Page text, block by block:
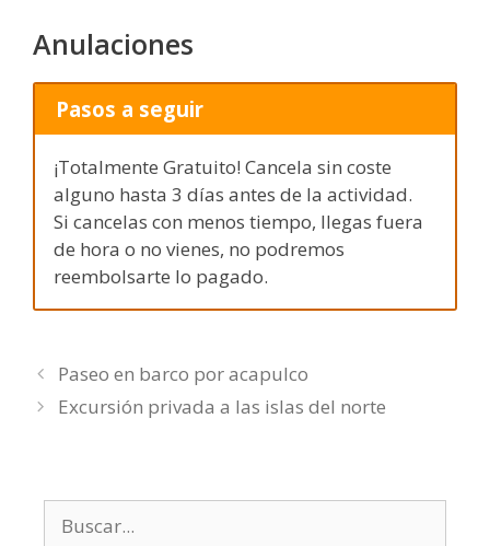
Anulaciones
Pasos a seguir
¡Totalmente Gratuito! Cancela sin coste
alguno hasta 3 días antes de la actividad.
Si cancelas con menos tiempo, llegas fuera
de hora o no vienes, no podremos
reembolsarte lo pagado.
Paseo en barco por acapulco
Excursión privada a las islas del norte